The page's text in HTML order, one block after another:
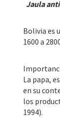
Jaula anti
Bolivia es
1600 a
La papa,
en su
los
1994).